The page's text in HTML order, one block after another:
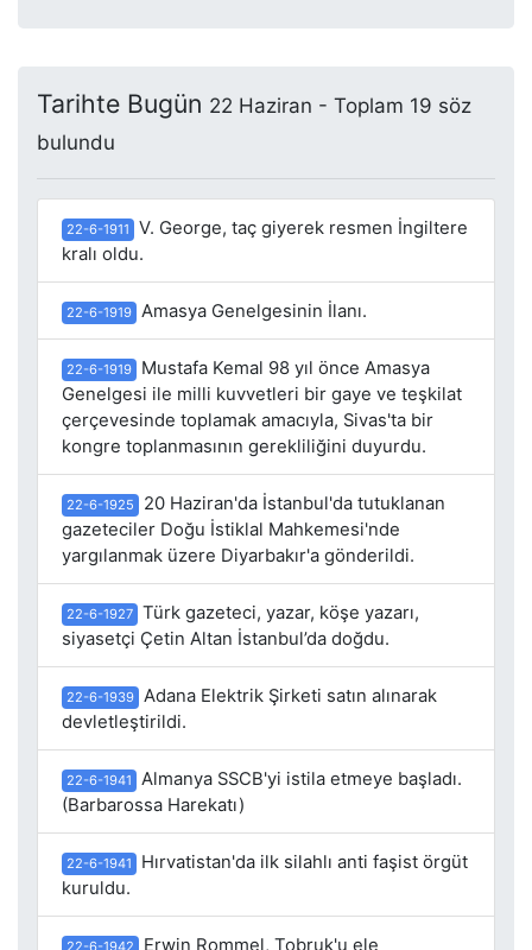
Tarihte Bugün 22 Haziran - Toplam 19 söz
bulundu
22-6-1911
V. George, taç giyerek resmen İngiltere
kralı oldu.
22-6-1919 Amasya Genelgesinin İlanı.
22-6-1919
Mustafa Kemal 98 yıl önce Amasya
Genelgesi ile milli kuvvetleri bir gaye ve teşkilat
çerçevesinde toplamak amacıyla, Sivas'ta bir
kongre toplanmasının gerekliliğini duyurdu.
22-6-1925
20 Haziran'da İstanbul'da tutuklanan
gazeteciler Doğu İstiklal Mahkemesi'nde
yargılanmak üzere Diyarbakır'a gönderildi.
22-6-1927 Türk gazeteci, yazar, köşe yazarı,
siyasetçi Çetin Altan İstanbul’da doğdu.
22-6-1939 Adana Elektrik Şirketi satın alınarak
devletleştirildi.
22-6-1941
Almanya SSCB'yi istila etmeye başladı.
(Barbarossa Harekatı)
22-6-1941
Hırvatistan'da ilk silahlı anti faşist örgüt
kuruldu.